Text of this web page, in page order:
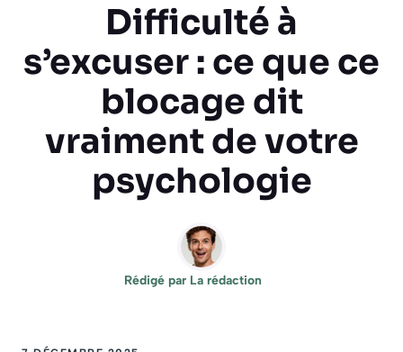
Difficulté à
s’excuser : ce que ce
blocage dit
vraiment de votre
psychologie
Rédigé par La rédaction